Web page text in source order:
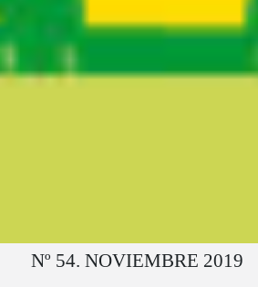
Ruta del sitio
Nº 54. NOVIEMBRE 2019